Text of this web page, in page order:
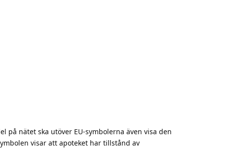
på nätet ska utöver EU-symbolerna även visa den
visar att apoteket har tillstånd av